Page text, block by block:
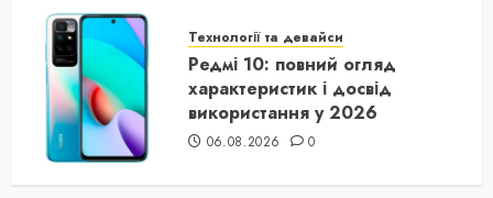
Технології та девайси
Редмі 10: повний огляд
характеристик і досвід
використання у 2026
06.08.2026 0